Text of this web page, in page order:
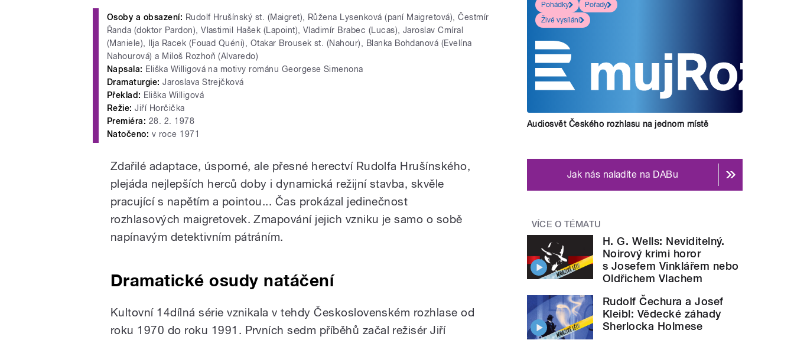
Osoby a obsazení: Rudolf Hrušínský st. (Maigret), Růžena Lysenková (paní Maigretová), Čestmír
Řanda (doktor Pardon), Vlastimil Hašek (Lapoint), Vladimír Brabec (Lucas), Jaroslav Cmíral
(Maniele), Ilja Racek (Fouad Quéni), Otakar Brousek st. (Nahour), Blanka Bohdanová (Evelína
Nahourová) a Miloš Rozhoň (Alvaredo)
Napsala: Eliška Willigová na motivy románu Georgese Simenona
Dramaturgie: Jaroslava Strejčková
Překlad: Eliška Willigová
Režie: Jiří Horčička
Premiéra: 28. 2. 1978
Natočeno: v roce 1971
Zdařilé adaptace, úsporné, ale přesné herectví Rudolfa Hrušínského,
plejáda nejlepších herců doby i dynamická režijní stavba, skvěle
pracující s napětím a pointou... Čas prokázal jedinečnost
rozhlasových maigretovek. Zmapování jejich vzniku je samo o sobě
napínavým detektivním pátráním.
Dramatické osudy natáčení
Kultovní 14dílná série vznikala v tehdy Československém rozhlase od
roku 1970 do roku 1991. Prvních sedm příběhů začal režisér Jiří
Pohádky
Pořady
Živé vysílání
Audiosvět Českého rozhlasu na jednom místě
Jak nás naladíte na DABu
VÍCE O TÉMATU
H. G. Wells: Neviditelný.
Noirový krimi horor
s Josefem Vinklářem nebo
Oldřichem Vlachem
Rudolf Čechura a Josef
Kleibl: Vědecké záhady
Sherlocka Holmese